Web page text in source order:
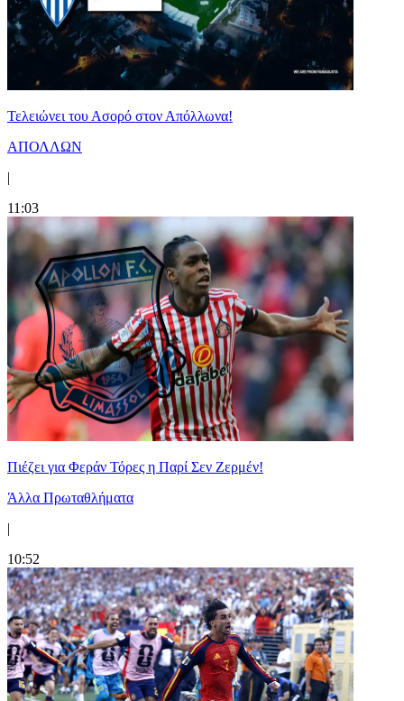
Τελειώνει του Ασορό στον Απόλλωνα!
ΑΠΟΛΛΩΝ
|
11:03
Πιέζει για Φεράν Τόρες η Παρί Σεν Ζερμέν!
Άλλα Πρωταθλήματα
|
10:52